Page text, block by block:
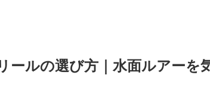
ールの選び方｜水面ルアーを